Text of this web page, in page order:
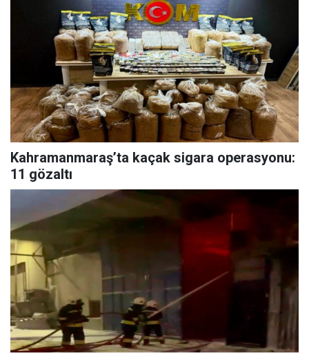
Kahramanmaraş’ta kaçak sigara operasyonu:
11 gözaltı